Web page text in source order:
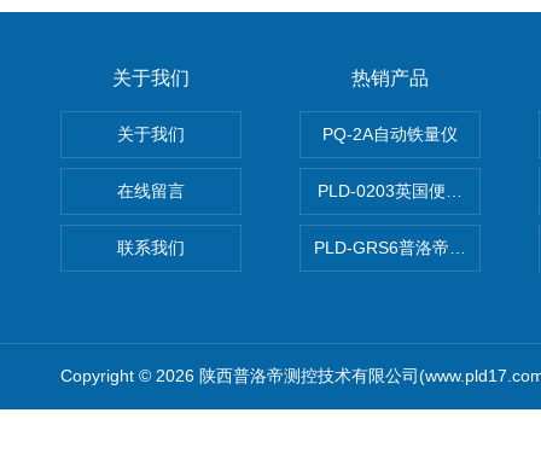
关于我们
关于我们
在线留言
联系我们
热销产品
PQ-2A自动铁量仪
PLD-0203英国便携式油品颗
PLD-GRS6普洛帝全自动微量
Copyright © 2026 陕西普洛帝测控技术有限公司